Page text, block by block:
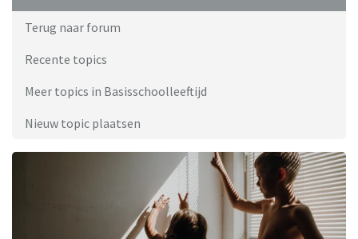
Terug naar forum
Recente topics
Meer topics in Basisschoolleeftijd
Nieuw topic plaatsen